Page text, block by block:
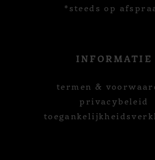
*steeds op
INFORMATIE
termen &
privacybeleid